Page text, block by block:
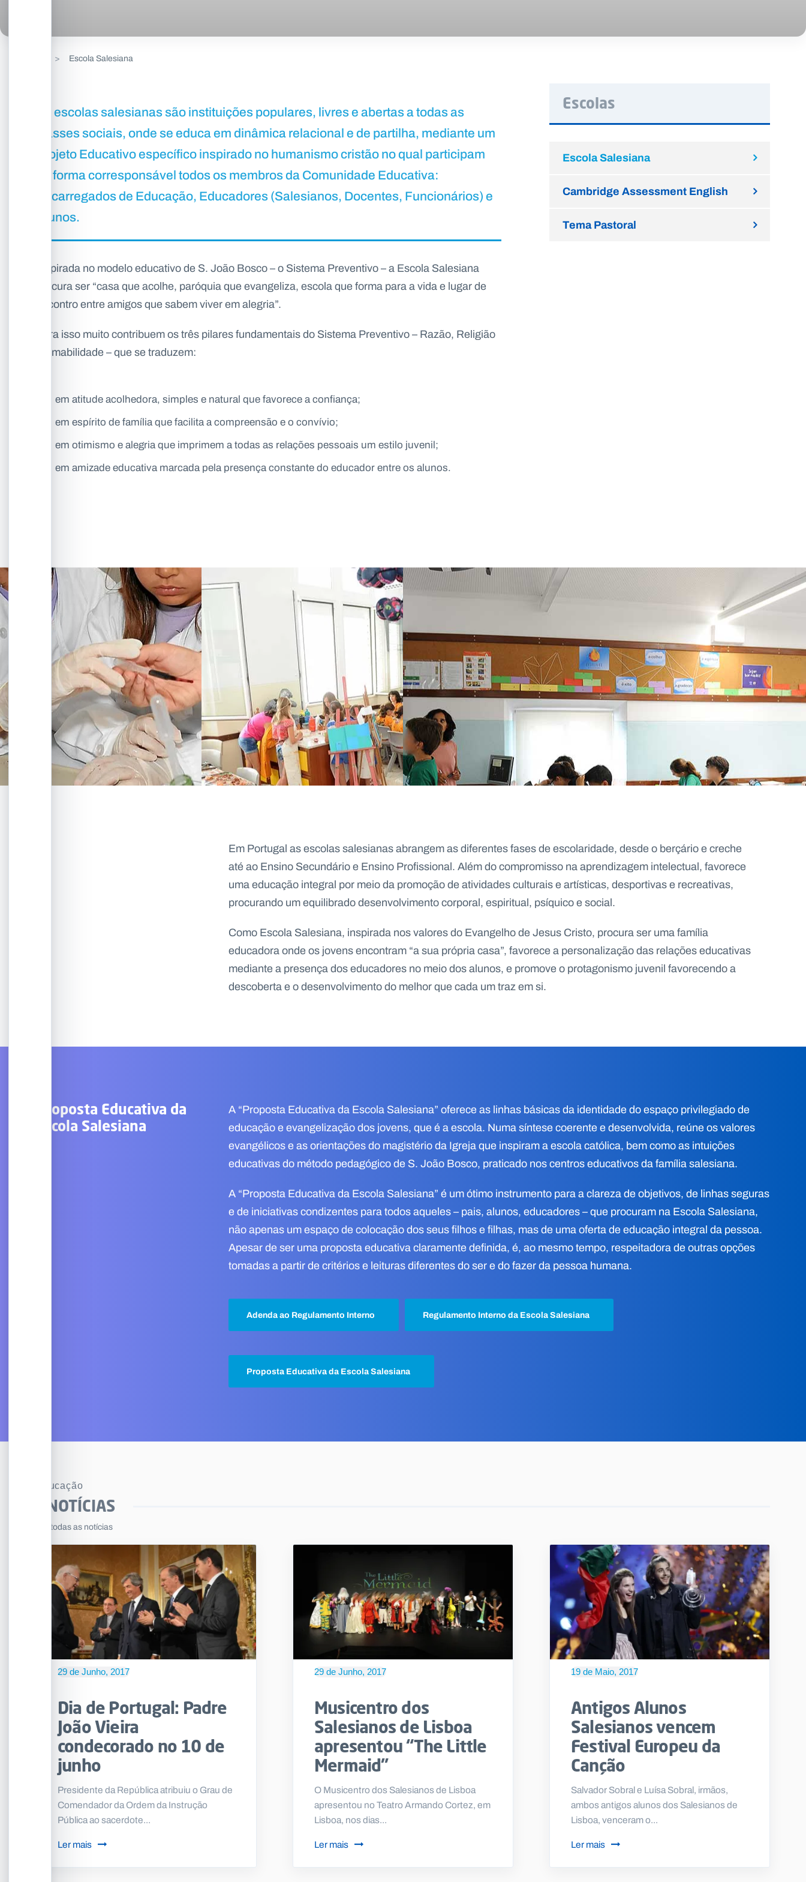
> Escola Salesiana
As escolas salesianas são instituições populares, livres e abertas a todas as
classes sociais, onde se educa em dinâmica relacional e de partilha, mediante um
Projeto Educativo específico inspirado no humanismo cristão no qual participam
de forma corresponsável todos os membros da Comunidade Educativa:
Encarregados de Educação, Educadores (Salesianos, Docentes, Funcionários) e
Alunos.
Inspirada no modelo educativo de S. João Bosco – o Sistema Preventivo – a Escola Salesiana
procura ser “casa que acolhe, paróquia que evangeliza, escola que forma para a vida e lugar de
encontro entre amigos que sabem viver em alegria”.
Para isso muito contribuem os três pilares fundamentais do Sistema Preventivo – Razão, Religião
e Amabilidade – que se traduzem:
em atitude acolhedora, simples e natural que favorece a confiança;
em espírito de família que facilita a compreensão e o convívio;
em otimismo e alegria que imprimem a todas as relações pessoais um estilo juvenil;
em amizade educativa marcada pela presença constante do educador entre os alunos.
Escolas
Escola Salesiana
Cambridge Assessment English
Tema Pastoral
Em Portugal as escolas salesianas abrangem as diferentes fases de escolaridade, desde o berçário e creche
até ao Ensino Secundário e Ensino Profissional. Além do compromisso na aprendizagem intelectual, favorece
uma educação integral por meio da promoção de atividades culturais e artísticas, desportivas e recreativas,
procurando um equilibrado desenvolvimento corporal, espiritual, psíquico e social.
Como Escola Salesiana, inspirada nos valores do Evangelho de Jesus Cristo, procura ser uma família
educadora onde os jovens encontram “a sua própria casa”, favorece a personalização das relações educativas
mediante a presença dos educadores no meio dos alunos, e promove o protagonismo juvenil favorecendo a
descoberta e o desenvolvimento do melhor que cada um traz em si.
Proposta Educativa da
Escola Salesiana
A “Proposta Educativa da Escola Salesiana” oferece as linhas básicas da identidade do espaço privilegiado de
educação e evangelização dos jovens, que é a escola. Numa síntese coerente e desenvolvida, reúne os valores
evangélicos e as orientações do magistério da Igreja que inspiram a escola católica, bem como as intuições
educativas do método pedagógico de S. João Bosco, praticado nos centros educativos da família salesiana.
A “Proposta Educativa da Escola Salesiana” é um ótimo instrumento para a clareza de objetivos, de linhas seguras
e de iniciativas condizentes para todos aqueles – pais, alunos, educadores – que procuram na Escola Salesiana,
não apenas um espaço de colocação dos seus filhos e filhas, mas de uma oferta de educação integral da pessoa.
Apesar de ser uma proposta educativa claramente definida, é, ao mesmo tempo, respeitadora de outras opções
tomadas a partir de critérios e leituras diferentes do ser e do fazer da pessoa humana.
Adenda ao Regulamento Interno Regulamento Interno da Escola Salesiana
Proposta Educativa da Escola Salesiana
Educação
NOTÍCIAS
Ver todas as notícias
29 de Junho, 2017
Dia de Portugal: Padre
João Vieira
condecorado no 10 de
junho
Presidente da República atribuiu o Grau de
Comendador da Ordem da Instrução
Pública ao sacerdote...
Ler mais
29 de Junho, 2017
Musicentro dos
Salesianos de Lisboa
apresentou “The Little
Mermaid”
O Musicentro dos Salesianos de Lisboa
apresentou no Teatro Armando Cortez, em
Lisboa, nos dias...
Ler mais
19 de Maio, 2017
Antigos Alunos
Salesianos vencem
Festival Europeu da
Canção
Salvador Sobral e Luísa Sobral, irmãos,
ambos antigos alunos dos Salesianos de
Lisboa, venceram o...
Ler mais